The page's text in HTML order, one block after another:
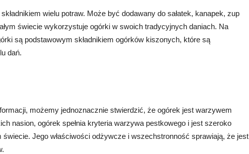
wielu potraw. Może być dodawany do sałatek, kanapek, zup
świecie wykorzystuje ogórki w swoich tradycyjnych daniach. Na
są podstawowym składnikiem ogórków kiszonych, które są
dań.
możemy jednoznacznie stwierdzić, że ogórek jest warzywem
nasion, ogórek spełnia kryteria warzywa pestkowego i jest szeroko
świecie. Jego właściwości odżywcze i wszechstronność sprawiają, że jest